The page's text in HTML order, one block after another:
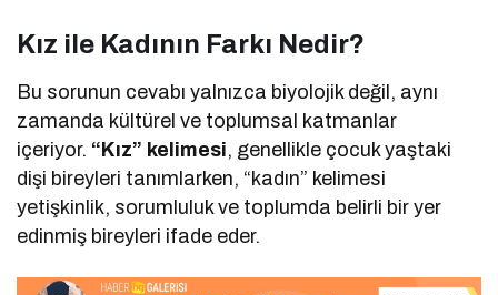
Kız ile Kadının Farkı Nedir?
Bu sorunun cevabı yalnızca biyolojik değil, aynı
zamanda kültürel ve toplumsal katmanlar
içeriyor. “Kız” kelimesi, genellikle çocuk yaştaki
dişi bireyleri tanımlarken, “kadın” kelimesi
yetişkinlik, sorumluluk ve toplumda belirli bir yer
edinmiş bireyleri ifade eder.